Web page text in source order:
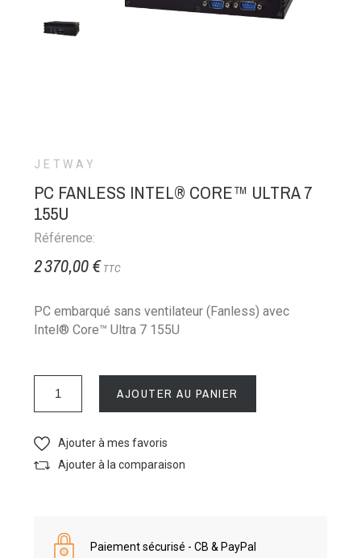
JETWAY
PC FANLESS INTEL® CORE™ ULTRA 7
155U
Référence:
2 370,00 € TTC
PC embarqué sans ventilateur (Fanless) avec
Intel® Core™ Ultra 7 155U
AJOUTER AU PANIER
Ajouter à mes favoris
Ajouter à la comparaison
Paiement sécurisé - CB & PayPal